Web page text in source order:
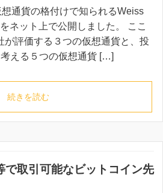
通貨の格付けで知られるWeiss
ネット上で公開しました。 ここ
が評価する３つの仮想通貨と、投
える５つの仮想通貨 […]
続きを読む
で取引可能なビットコイン先